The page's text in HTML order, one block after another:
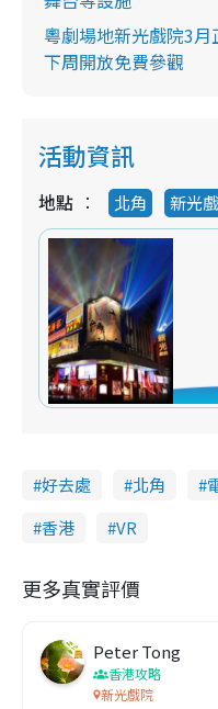
粵劇場地新光戲院3
下周開放免費參觀
活動資訊
地點 北角 新光
好去處 北角
香港
VR
更多真實評價
Peter Tong
香港攻略
新光戲院